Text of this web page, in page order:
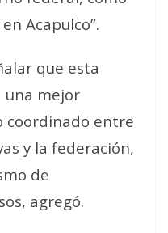
Acapulco”.
que esta
mejor
coordinado entre
y la federación,
de
agregó.